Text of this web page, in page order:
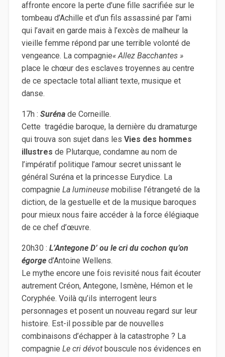
affronte encore la perte d’une fille sacrifiée sur le
tombeau d’Achille et d’un fils assassiné par l’ami
qui l’avait en garde mais à l’excès de malheur la
vieille femme répond par une terrible volonté de
vengeance. La compagnie« Allez Bacchantes »
place le chœur des esclaves troyennes au centre
de ce spectacle total alliant texte, musique et
danse.
17h : Surénade Corneille.
Cette tragédie baroque, la dernière du dramaturge
qui trouva son sujet dans les Vies des hommes
illustres de Plutarque, condamne au nom de
l’impératif politique l’amour secret unissant le
général Suréna et la princesse Eurydice. La
compagnie La lumineuse mobilise l’étrangeté de la
diction, de la gestuelle et de la musique baroques
pour mieux nous faire accéder à la force élégiaque
de ce chef d’œuvre.
20h30 : L’Antegone D’ ou le cri du cochon qu’on
égorged’Antoine Wellens.
Le mythe encore une fois revisité nous fait écouter
autrement Créon, Antegone, Ismène, Hémon et le
Coryphée. Voilà qu’ils interrogent leurs
personnages et posent un nouveau regard sur leur
histoire. Est-il possible par de nouvelles
combinaisons d’échapper à la catastrophe ? La
compagnie Le cri dévot bouscule nos évidences en